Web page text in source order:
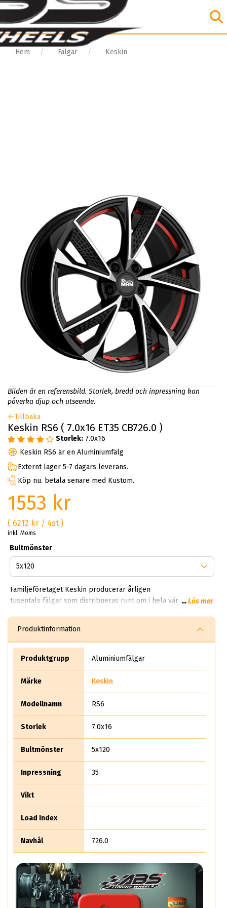
Hem Fälgar Keskin
Bilden är en referensbild. Storlek, bredd och inpressning kan
påverka djup och utseende.
Tillbaka
Keskin RS6 ( 7.0x16 ET35 CB726.0 )
Storlek: 7.0x16
Keskin RS6 är en Aluminiumfälg
Externt lager 5-7 dagars leverans.
Köp nu. betala senare med Kustom.
1553 kr
( 6212 kr / 4st )
inkl. Moms
Bultmönster
Familjeföretaget Keskin producerar årligen
tusentals fälgar som distribueras runt om i hela världen. På
GmbH, bolaget härstammar och kommer från Tyskland.
...Läs mer
Produktinformation
Produktgrupp Aluminiumfälgar
Märke Keskin
Modellnamn RS6
Storlek 7.0x16
Bultmönster 5x120
Inpressning 35
Vikt
Load Index
Navhål 726.0